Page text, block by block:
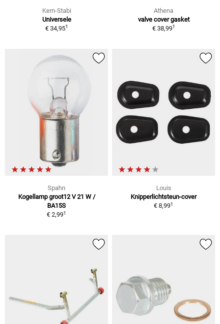
Kern-Stabi
Universele
€ 34,951
Athena
valve cover gasket
€ 38,991
Spahn
Kogellamp groot12 V 21 W /
BA15S
€ 2,991
Louis
Knipperlichtsteun-cover
€ 8,991